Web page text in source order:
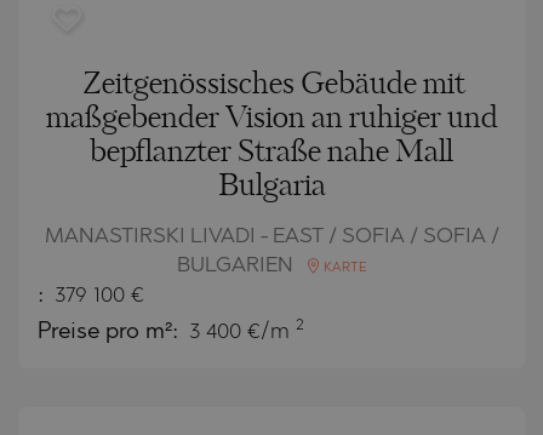
Zeitgenössisches Gebäude mit
maßgebender Vision an ruhiger und
bepflanzter Straße nahe Mall
Bulgaria
MANASTIRSKI LIVADI - EAST / SOFIA / SOFIA /
BULGARIEN
KARTE
: 379 100 €
Preise pro m²: 3 400 €/m 2